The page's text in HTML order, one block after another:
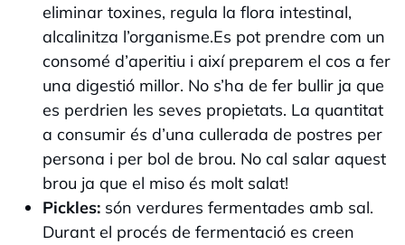
eliminar toxines, regula la flora intestinal,
alcalinitza l’organisme.Es pot prendre com un
consomé d’aperitiu i així preparem el cos a fer
una digestió millor. No s’ha de fer bullir ja que
es perdrien les seves propietats. La quantitat
a consumir és d’una cullerada de postres per
persona i per bol de brou. No cal salar aquest
brou ja que el miso és molt salat!
Pickles: són verdures fermentades amb sal.
Durant el procés de fermentació es creen